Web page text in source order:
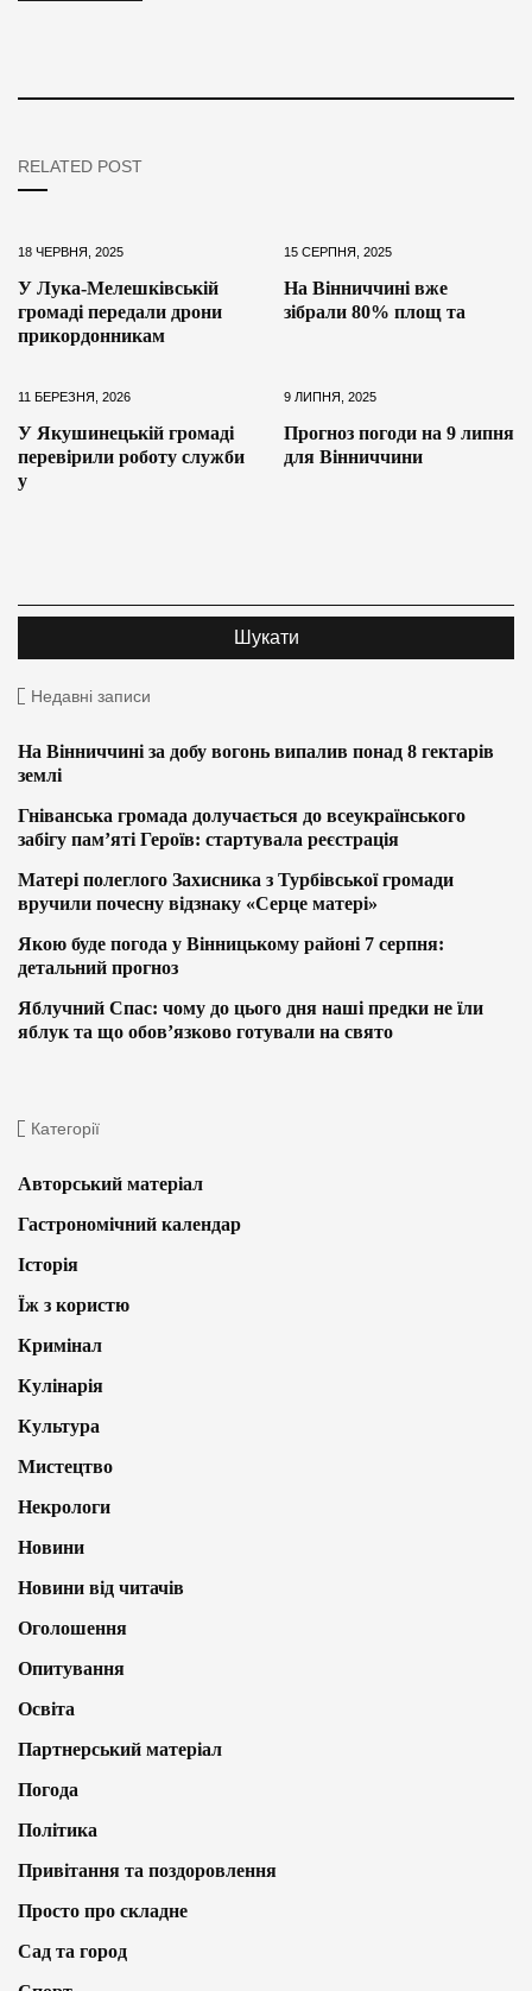
RELATED POST
18 ЧЕРВНЯ, 2025
У Лука-Мелешківській
громаді передали дрони
прикордонникам
15 СЕРПНЯ, 2025
На Вінниччині вже
зібрали 80% площ та
11 БЕРЕЗНЯ, 2026
У Якушинецькій громаді
перевірили роботу служби
у
9 ЛИПНЯ, 2025
Прогноз погоди на 9 липня
для Вінниччини
Недавні записи
На Вінниччині за добу вогонь випалив понад 8 гектарів
землі
Гніванська громада долучається до всеукраїнського
забігу пам’яті Героїв: стартувала реєстрація
Матері полеглого Захисника з Турбівської громади
вручили почесну відзнаку «Серце матері»
Якою буде погода у Вінницькому районі 7 серпня:
детальний прогноз
Яблучний Спас: чому до цього дня наші предки не їли
яблук та що обов’язково готували на свято
Категорії
Авторський матеріал
Гастрономічний календар
Історія
Їж з користю
Кримінал
Кулінарія
Культура
Мистецтво
Некрологи
Новини
Новини від читачів
Оголошення
Опитування
Освіта
Партнерський матеріал
Погода
Політика
Привітання та поздоровлення
Просто про складне
Сад та город